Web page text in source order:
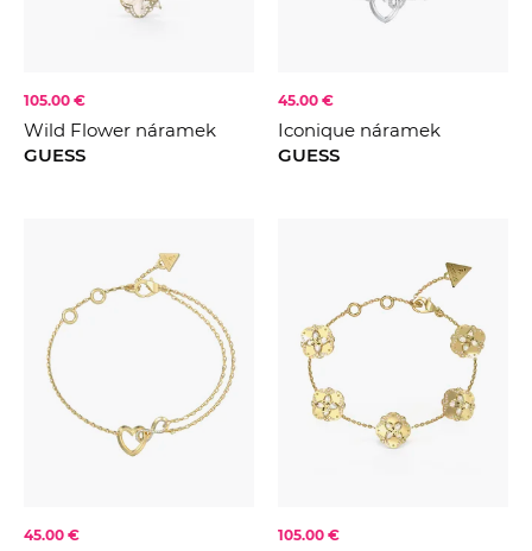
105.00 €
Wild Flower náramek
GUESS
45.00 €
Iconique náramek
GUESS
45.00 € 105.00 €